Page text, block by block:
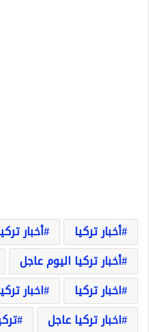
أخبار تركيا
أخبار
أخبار تركيا اليوم عاجل
اخبار تركيا
اخبار
اخبار تركيا عاجل